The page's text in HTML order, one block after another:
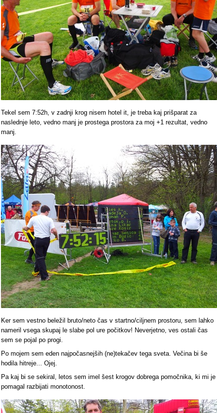
Tekel sem 7:52h, v zadnji krog nisem hotel it, je treba kaj prišparat za
naslednje leto, vedno manj je prostega prostora za moj +1 rezultat, vedno
manj.
Ker sem vestno beležil bruto/neto čas v startno/ciljnem prostoru, sem lahko
nameril vsega skupaj le slabe pol ure počitkov! Neverjetno, ves ostali čas
sem se pojal po progi.
Po mojem sem eden najpočasnejših (ne)tekačev tega sveta. Večina bi še
hodila hitreje... Ojej.
Pa kaj bi se sekiral, letos sem imel šest krogov dobrega pomočnika, ki mi je
pomagal razbijati monotonost.